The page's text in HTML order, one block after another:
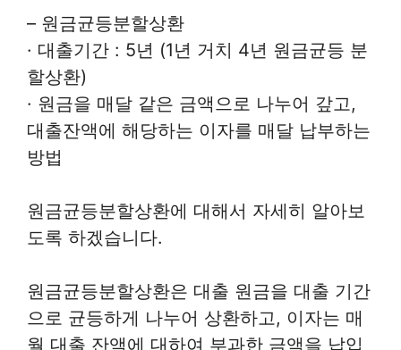
– 원금균등분할상환
· 대출기간 : 5년 (1년 거치 4년 원금균등 분
할상환)
· 원금을 매달 같은 금액으로 나누어 갚고,
대출잔액에 해당하는 이자를 매달 납부하는
방법
원금균등분할상환에 대해서 자세히 알아보
도록 하겠습니다.
원금균등분할상환은 대출 원금을 대출 기간
으로 균등하게 나누어 상환하고, 이자는 매
월 대출 잔액에 대하여 부과한 금액을 납입